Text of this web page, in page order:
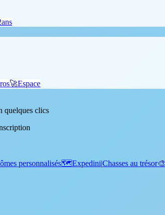
ans
🚀Espace
quelques clics
personnalisés🗺️Expedini|Chasses au trésor🎨